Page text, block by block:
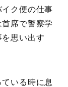
ク便の仕事
席で警察学
思い出す
いる時に息